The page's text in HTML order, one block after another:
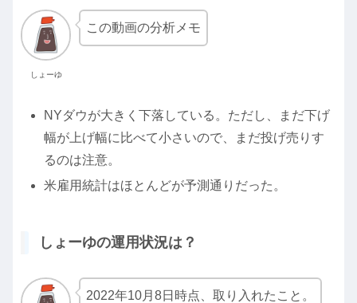
しょーゆ
この動画の分析メモ
NYダウが大きく下落している。ただし、まだ下げ
幅が上げ幅に比べて小さいので、まだ投げ売りす
るのは注意。
米雇用統計はほとんどが予測通りだった。
しょーゆの運用状況は？
2022年10月8日時点、取り入れたこと。